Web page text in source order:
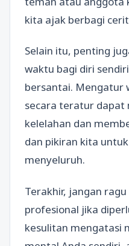
kita ajak berbagi
Selain itu, penting
waktu bagi diri
bersantai. Mengatur
secara teratur dapat
kelelahan dan
dan pikiran kita
menyeluruh.
Terakhir, jangan
profesional jika
kesulitan mengatasi